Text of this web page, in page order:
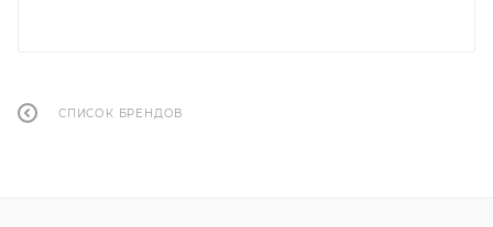
СПИСОК БРЕНДОВ